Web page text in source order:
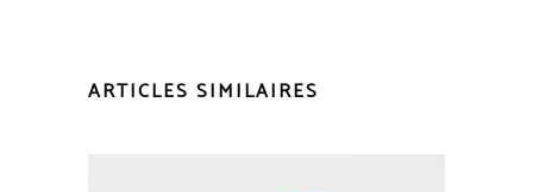
ARTICLES SIMILAIRES